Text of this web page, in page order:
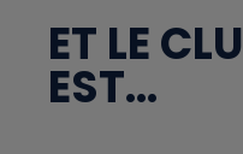
ET LE
EST...